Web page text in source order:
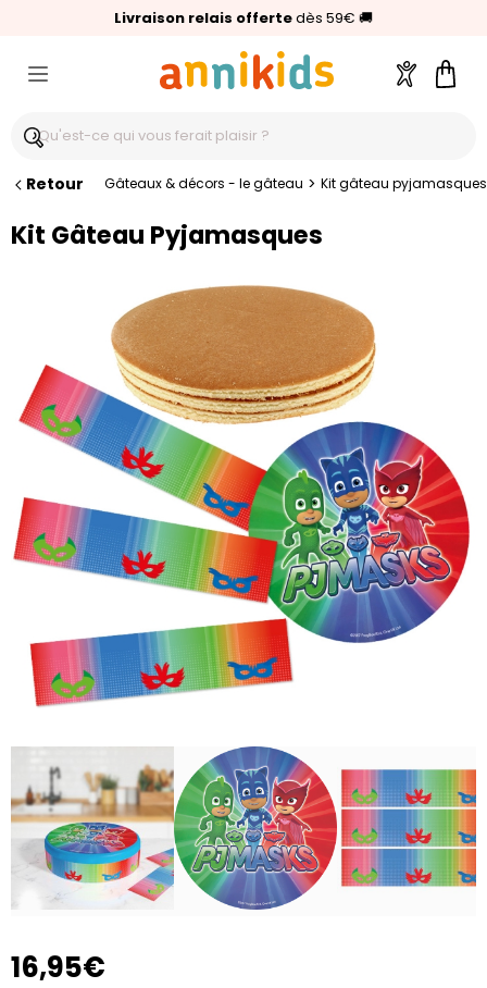
Livraison relais offertedès 59€ 🚚
🥇Palmarès Capital 2025 :Annikids N°1
⭐⭐⭐⭐⭐4,6/5(24 000 avis clients)
Compte
Retour Gâteaux & décors - le gâteau > Kit gâteau pyjamasques
Kit Gâteau Pyjamasques
16,95€